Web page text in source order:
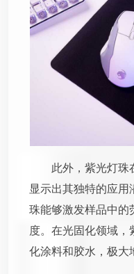
此外，紫光灯珠
显示出其独特的应
珠能够激发样品中的
度。在光固化领域
化涂料和胶水，极大